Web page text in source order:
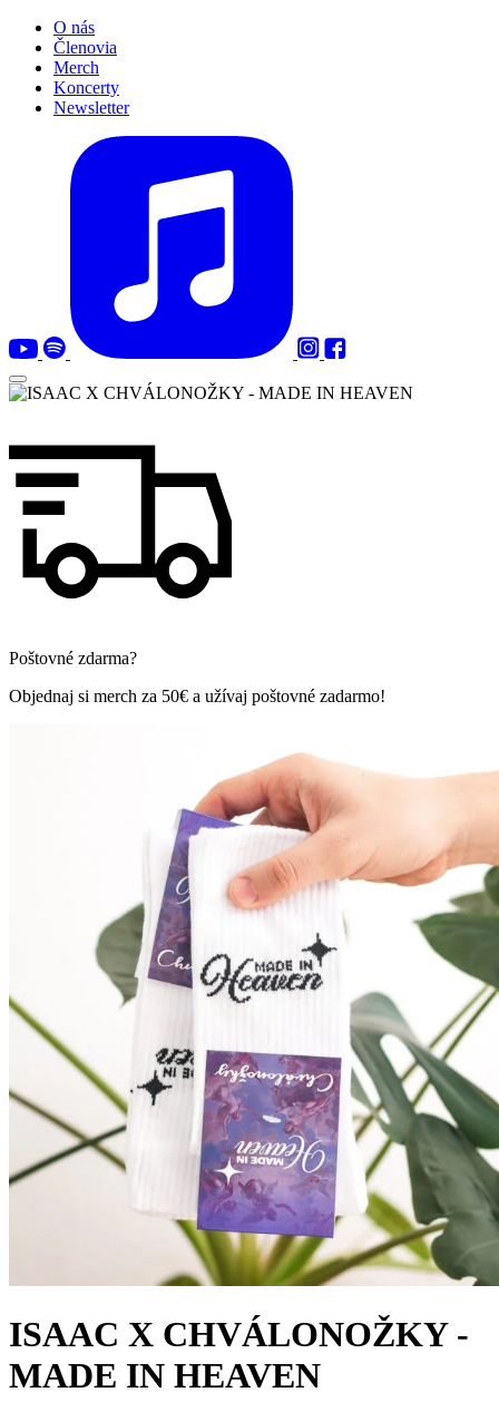
O nás
Členovia
Merch
Koncerty
Newsletter
Poštovné zdarma?
Objednaj si merch za 50€ a užívaj poštovné zadarmo!
ISAAC X CHVÁLONOŽKY -
MADE IN HEAVEN